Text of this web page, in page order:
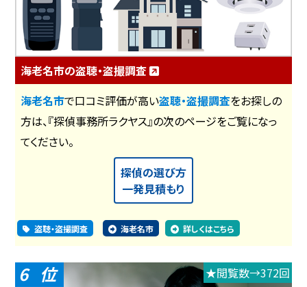
海老名市の盗聴・盗撮調査
海老名市で口コミ評価が高い盗聴・盗撮調査をお探しの
方は、『探偵事務所ラクヤス』の次のページをご覧になっ
てください。
探偵の選び方
一発見積もり
盗聴・盗撮調査 海老名市 詳しくはこちら
6 ★閲覧数→372回